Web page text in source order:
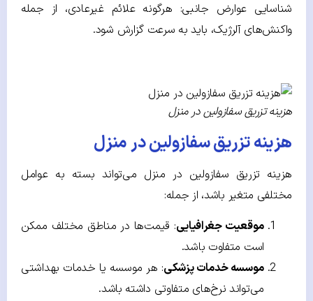
شناسایی عوارض جانبی: هرگونه علائم غیرعادی، از جمله
واکنش‌های آلرژیک، باید به سرعت گزارش شود.
هزینه تزریق سفازولین در منزل
هزینه تزریق سفازولین در منزل
هزینه تزریق سفازولین در منزل می‌تواند بسته به عوامل
مختلفی متغیر باشد، از جمله:
موقعیت جغرافیایی: قیمت‌ها در مناطق مختلف ممکن
است متفاوت باشد.
موسسه خدمات پزشکی: هر موسسه یا خدمات بهداشتی
می‌تواند نرخ‌های متفاوتی داشته باشد.